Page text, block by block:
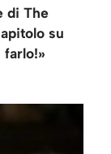
di The
su